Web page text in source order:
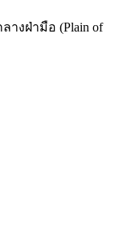
างฝ่ามือ (Plain of